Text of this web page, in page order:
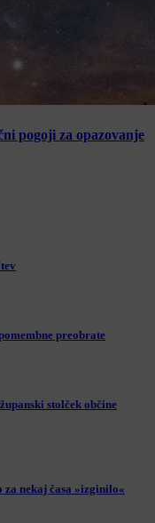
pogoji za opazovanje
preobrate
stolček občine
za nekaj časa »izginilo«